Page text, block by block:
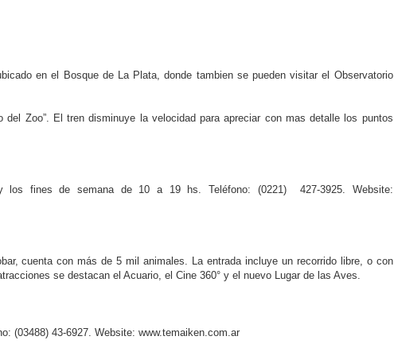
en el Bosque de La Plata, donde tambien se pueden visitar el Observatorio
del Zoo”. El tren disminuye la velocidad para apreciar con mas detalle los puntos
fines de semana de 10 a 19 hs. Teléfono: (0221) 427-3925. Website:
cuenta con más de 5 mil animales. La entrada incluye un recorrido libre, o con
se destacan el Acuario, el Cine 360° y el nuevo Lugar de las Aves.
(03488) 43-6927. Website: www.temaiken.com.ar